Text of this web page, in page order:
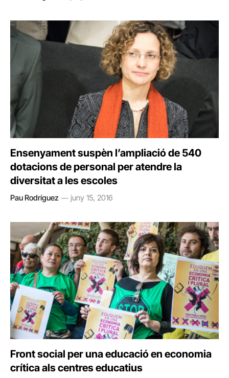
Ensenyament suspèn l’ampliació de 540
dotacions de personal per atendre la
diversitat a les escoles
Pau Rodríguez juny 15, 2016
Front social per una educació en economia
crítica als centres educatius